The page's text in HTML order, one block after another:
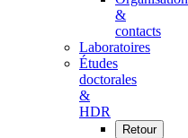
&
contacts
Laboratoires
Études
doctorales
&
HDR
Retour